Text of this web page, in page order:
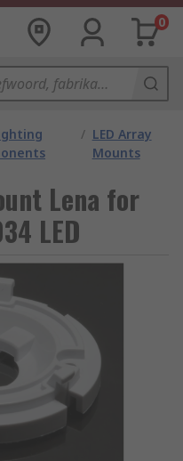
0
/ LED Array
Mounts
Lena for
LED